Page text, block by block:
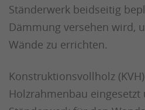
Ständerwerk beidseitig
Dämmung versehen wird,
Wände zu errichten.
Konstruktionsvollholz
Holzrahmenbau eingesetzt